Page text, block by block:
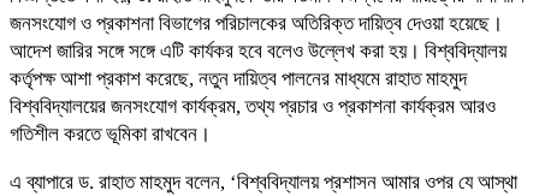
জনসংযোগ ও প্রকাশনা বিভাগের পরিচালকের অতিরিক্ত দায়িত্ব দেওয়া হয়েছে।
আদেশ জারির সঙ্গে সঙ্গে এটি কার্যকর হবে বলেও উল্লেখ করা হয়। বিশ্ববিদ্যালয়
কর্তৃপক্ষ আশা প্রকাশ করেছে, নতুন দায়িত্ব পালনের মাধ্যমে রাহাত মাহমুদ
বিশ্ববিদ্যালয়ের জনসংযোগ কার্যক্রম, তথ্য প্রচার ও প্রকাশনা কার্যক্রম আরও
গতিশীল করতে ভূমিকা রাখবেন।
এ ব্যাপারে ড. রাহাত মাহমুদ বলেন, ‘বিশ্ববিদ্যালয় প্রশাসন আমার ওপর যে আস্থা